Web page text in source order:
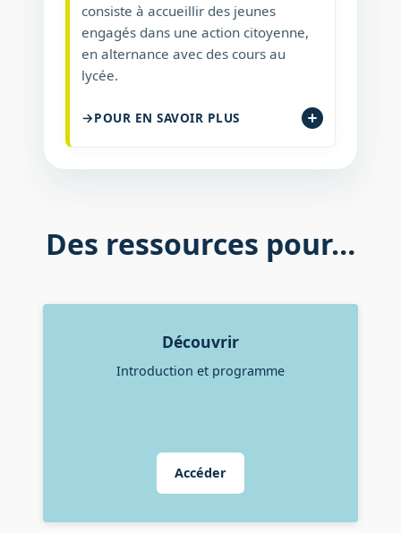
consiste à accueillir des jeunes
engagés dans une action citoyenne,
en alternance avec des cours au
lycée.
POUR EN SAVOIR PLUS
Des ressources pour…
Découvrir
Introduction et programme
Accéder